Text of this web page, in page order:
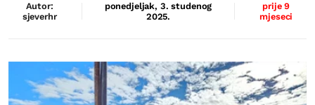
Autor:
sjeverhr
ponedjeljak, 3. studenog
2025.
prije 9
mjeseci